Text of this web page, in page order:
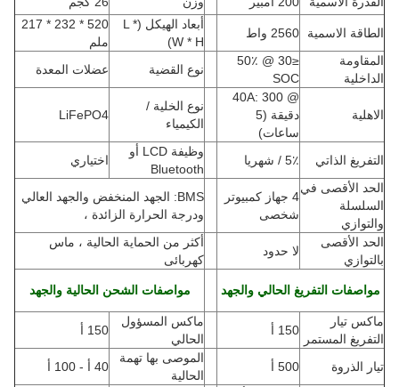
الطاقة الاسمية 2560 واط
أبعاد الهيكل (L *
W * H
)
520 * 232 * 217
ملم
المقاومة
الداخلية
≤30 @ 50٪
SOC
نوع القضية عضلات المعدة
الاهلية
@ 40A: 300
دقيقة (5
ساعات)
نوع الخلية /
الكيمياء
LiFePO4
التفريغ الذاتي 5٪ / شهريا
وظيفة LCD أو
Bluetooth
اختياري
الحد الأقصى في
السلسلة
والتوازي
4 جهاز كمبيوتر
شخصى
BMS: الجهد المنخفض والجهد العالي
ودرجة الحرارة الزائدة ،
الحد الأقصى
بالتوازي
لا حدود
أكثر من الحماية الحالية ، ماس
كهربائى
مواصفات التفريغ الحالي والجهد مواصفات الشحن الحالية والجهد
ماكس تيار
التفريغ المستمر
150 أ
ماكس المسؤول
الحالي
150 أ
تيار الذروة 500 أ
الموصى بها تهمة
الحالية
40 أ - 100 أ